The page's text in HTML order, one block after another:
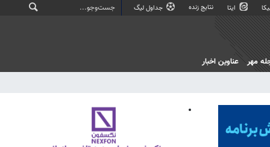
ایتا نتایج زنده جداول لیگ
مهر عناوین اخبار